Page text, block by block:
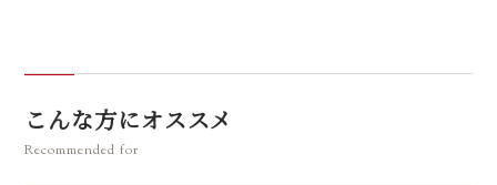
こんな方にオススメ
Recommended for